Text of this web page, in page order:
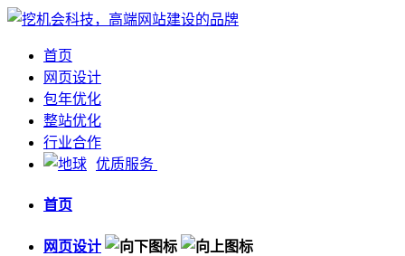
首页
网页设计
包年优化
整站优化
行业合作
优质服务
首页
网页设计